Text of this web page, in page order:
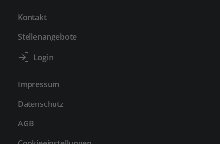
Kontakt
Stellenangebote
Impressum
Datenschutz
AGB